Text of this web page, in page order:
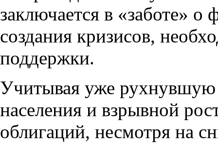
заключается в «заботе»
создания кризисов,
поддержки.
Учитывая уже рухнувшую
населения и взрывной
облигаций, несмотря на